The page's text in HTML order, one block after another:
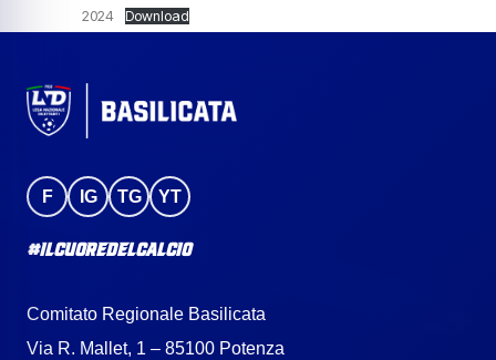
2024
Download
F IG TG YT
#IlCuoreDelCalcio
Comitato Regionale Basilicata
Via R. Mallet, 1 – 85100 Potenza